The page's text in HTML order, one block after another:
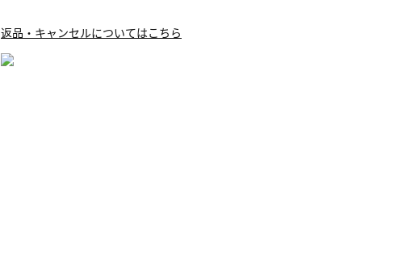
返品・キャンセルについてはこちら